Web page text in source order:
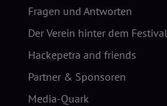
Fragen und Antworten
Der Verein hinter dem Festival
Hackepetra and friends
Partner & Sponsoren
Media-Quark